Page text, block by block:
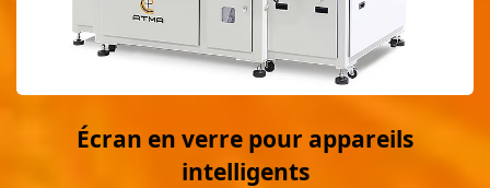
Écran en verre pour appareils
intelligents